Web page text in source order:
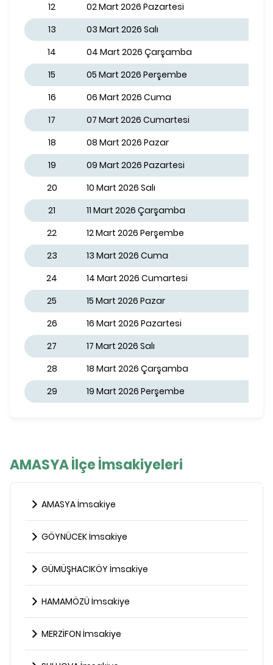
12
02 Mart 2026 Pazartesi
13
03 Mart 2026 Salı
14
04 Mart 2026 Çarşamba
15
05 Mart 2026 Perşembe
16
06 Mart 2026 Cuma
17
07 Mart 2026 Cumartesi
18
08 Mart 2026 Pazar
19
09 Mart 2026 Pazartesi
20
10 Mart 2026 Salı
21
11 Mart 2026 Çarşamba
22
12 Mart 2026 Perşembe
23
13 Mart 2026 Cuma
24
14 Mart 2026 Cumartesi
25
15 Mart 2026 Pazar
26
16 Mart 2026 Pazartesi
27
17 Mart 2026 Salı
28
18 Mart 2026 Çarşamba
29
19 Mart 2026 Perşembe
AMASYA İlçe İmsakiyeleri
AMASYA İmsakiye
GÖYNÜCEK İmsakiye
GÜMÜŞHACIKÖY İmsakiye
HAMAMÖZÜ İmsakiye
MERZİFON İmsakiye